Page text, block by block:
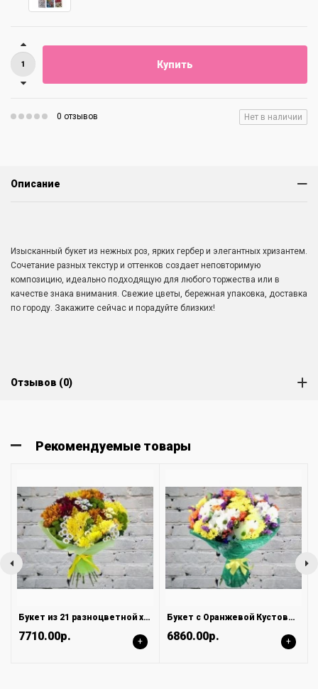
Купить
0 отзывов Нет в наличии
Описание
Изысканный букет из нежных роз, ярких гербер и элегантных хризантем.
Сочетание разных текстур и оттенков создает неповторимую
композицию, идеально подходящую для любого торжества или в
качестве знака внимания. Свежие цветы, бережная упаковка, доставка
по городу. Закажите сейчас и порадуйте близких!
Отзывов (0)
Рекомендуемые товары
Букет из 21 разноцветной хризантемы
7710.00р. +
Букет с Оранжевой Кустовой Розой и Хризантемой
6860.00р. +